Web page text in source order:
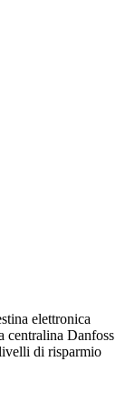
elettronica
centralina Danfoss
di risparmio